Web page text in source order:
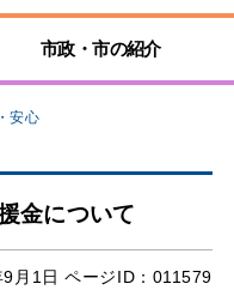
市政・市の紹介
安心
金について
月1日 ページID：011579